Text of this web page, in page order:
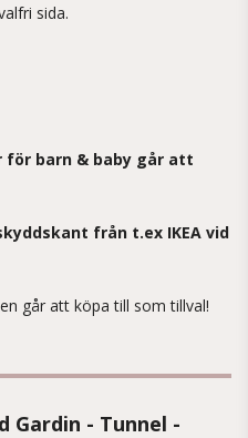
sida.
för barn & baby går att
från t.ex IKEA vid
går att köpa till som tillval!
Gardin - Tunnel -